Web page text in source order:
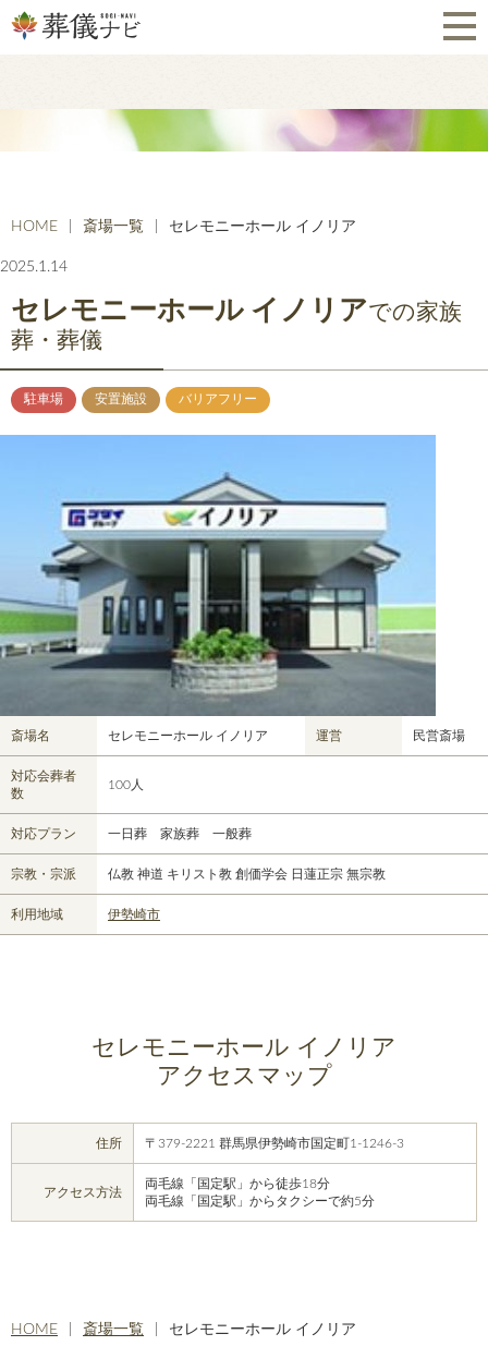
HOME 斎場一覧 セレモニーホール イノリア
2025.1.14
セレモニーホール イノリアでの家族
葬・葬儀
駐車場 安置施設 バリアフリー
斎場名 セレモニーホール イノリア 運営 民営斎場
対応会葬者
数
100人
対応プラン 一日葬 家族葬 一般葬
宗教・宗派 仏教 神道 キリスト教 創価学会 日蓮正宗 無宗教
利用地域 伊勢崎市
セレモニーホール イノリア
アクセスマップ
住所 〒379-2221 群馬県伊勢崎市国定町1-1246-3
アクセス方法
両毛線「国定駅」から徒歩18分
両毛線「国定駅」からタクシーで約5分
HOME 斎場一覧 セレモニーホール イノリア